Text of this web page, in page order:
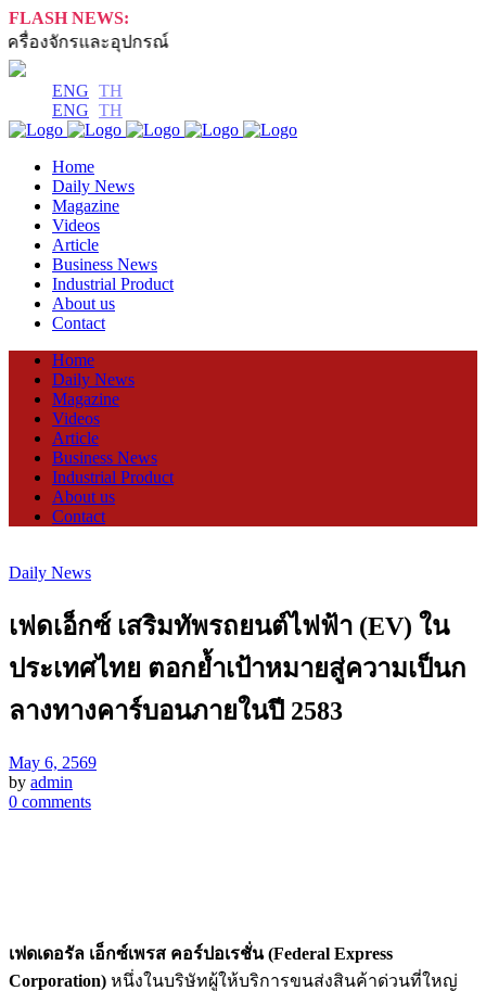
FLASH NEWS:
รื่องจักรและอุปกรณ์
ENG TH
ENG TH
Home
Daily News
Magazine
Videos
Article
Business News
Industrial Product
About us
Contact
Home
Daily News
Magazine
Videos
Article
Business News
Industrial Product
About us
Contact
Daily News
เฟดเอ็กซ์ เสริมทัพรถยนต์ไฟฟ้า (EV) ใน
ประเทศไทย ตอกย้ำเป้าหมายสู่ความเป็นก
ลางทางคาร์บอนภายในปี 2583
May 6, 2569
by admin
0 comments
เฟดเดอรัล เอ็กซ์เพรส คอร์ปอเรชั่น(Federal Express
Corporation) หนึ่งในบริษัทผู้ให้บริการขนส่งสินค้าด่วนที่ใหญ่